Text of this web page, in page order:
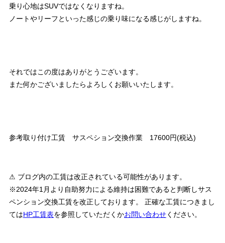
乗り心地はSUVではなくなりますね。
ノートやリーフといった感じの乗り味になる感じがしますね。
それではこの度はありがとうございます。
また何かございましたらよろしくお願いいたします。
参考取り付け工賃 サスペション交換作業 17600円(税込)
⚠ ブログ内の工賃は改正されている可能性があります。
※2024年1月より自助努力による維持は困難であると判断しサス
ペンション交換工賃を改正しております。 正確な工賃につきまし
てはHP工賃表を参照していただくかお問い合わせください。